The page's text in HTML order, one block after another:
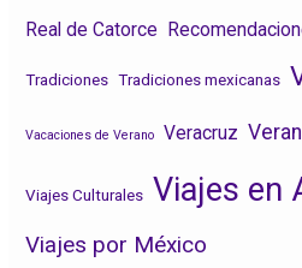
Real de Catorce
Tradiciones Tradiciones mexicanas
Vacaciones de Verano Veracruz
Viajes Culturales Viajes en
Viajes por México